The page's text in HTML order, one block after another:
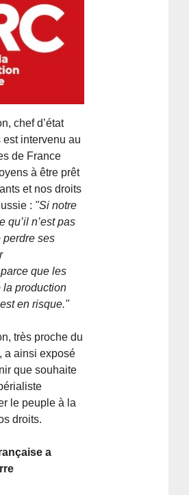
chef d’état
intervenu au
de France
à être prêt
et nos droits
: "Si notre
qu’il n’est pas
perdre ses
que les
la production
en risque."
très proche du
a ainsi exposé
que souhaite
le peuple à la
droits.
a